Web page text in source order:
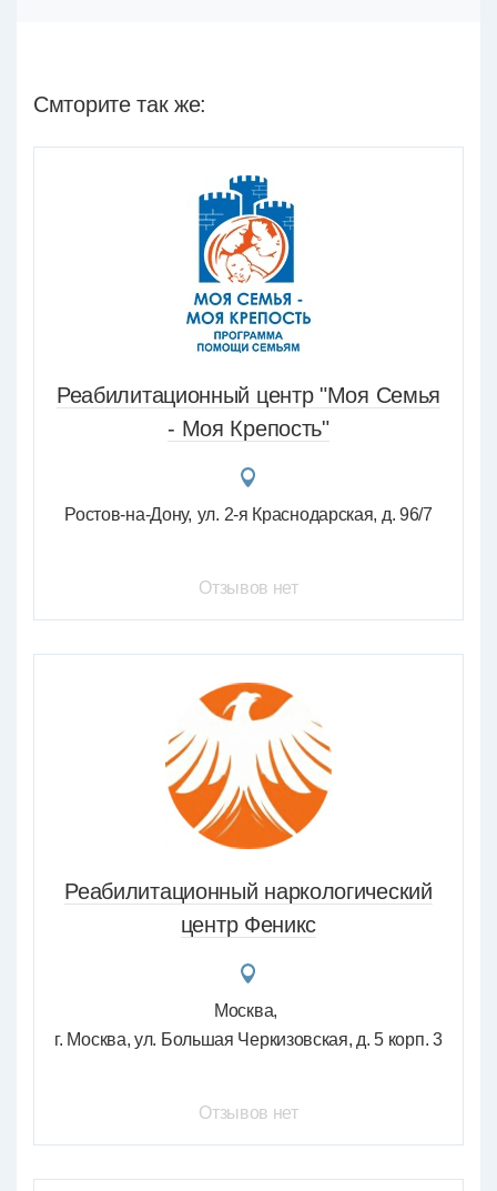
Смторите так же:
Реабилитационный центр "Моя Семья
- Моя Крепость"
Ростов-на-Дону ул. 2-я Краснодарская, д. 96/7
Отзывов нет
Реабилитационный наркологический
центр Феникс
Москва
г. Москва, ул. Большая Черкизовская, д. 5 корп. 3
Отзывов нет